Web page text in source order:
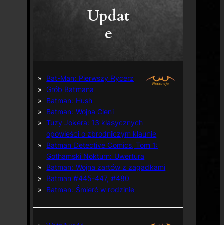
Updat
e
Bat-Man: Pierwszy Rycerz
Grób Batmana
Batman: Hush
Batman: Wojna Cieni
Tuzy Jokera: 13 klasycznych
opowieści o zbrodniczym klaunie
Batman Detective Comics, Tom 1:
Gothamski Nokturn: Uwertura
Batman: Wojna żartów z zagadkami
Batman #445-447, #480
Batman: Śmierć w rodzinie